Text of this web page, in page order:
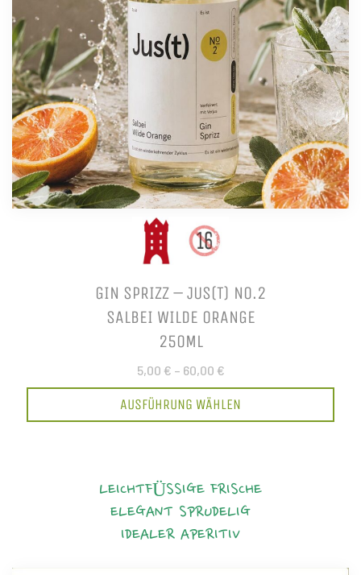
GIN SPRIZZ – JUS(T) NO.2
SALBEI WILDE ORANGE
250ML
5,00 € – 60,00 €
AUSFÜHRUNG WÄHLEN
LEICHTFÜSSIGE FRISCHE
ELEGANT SPRUDELIG
IDEALER APERITIV